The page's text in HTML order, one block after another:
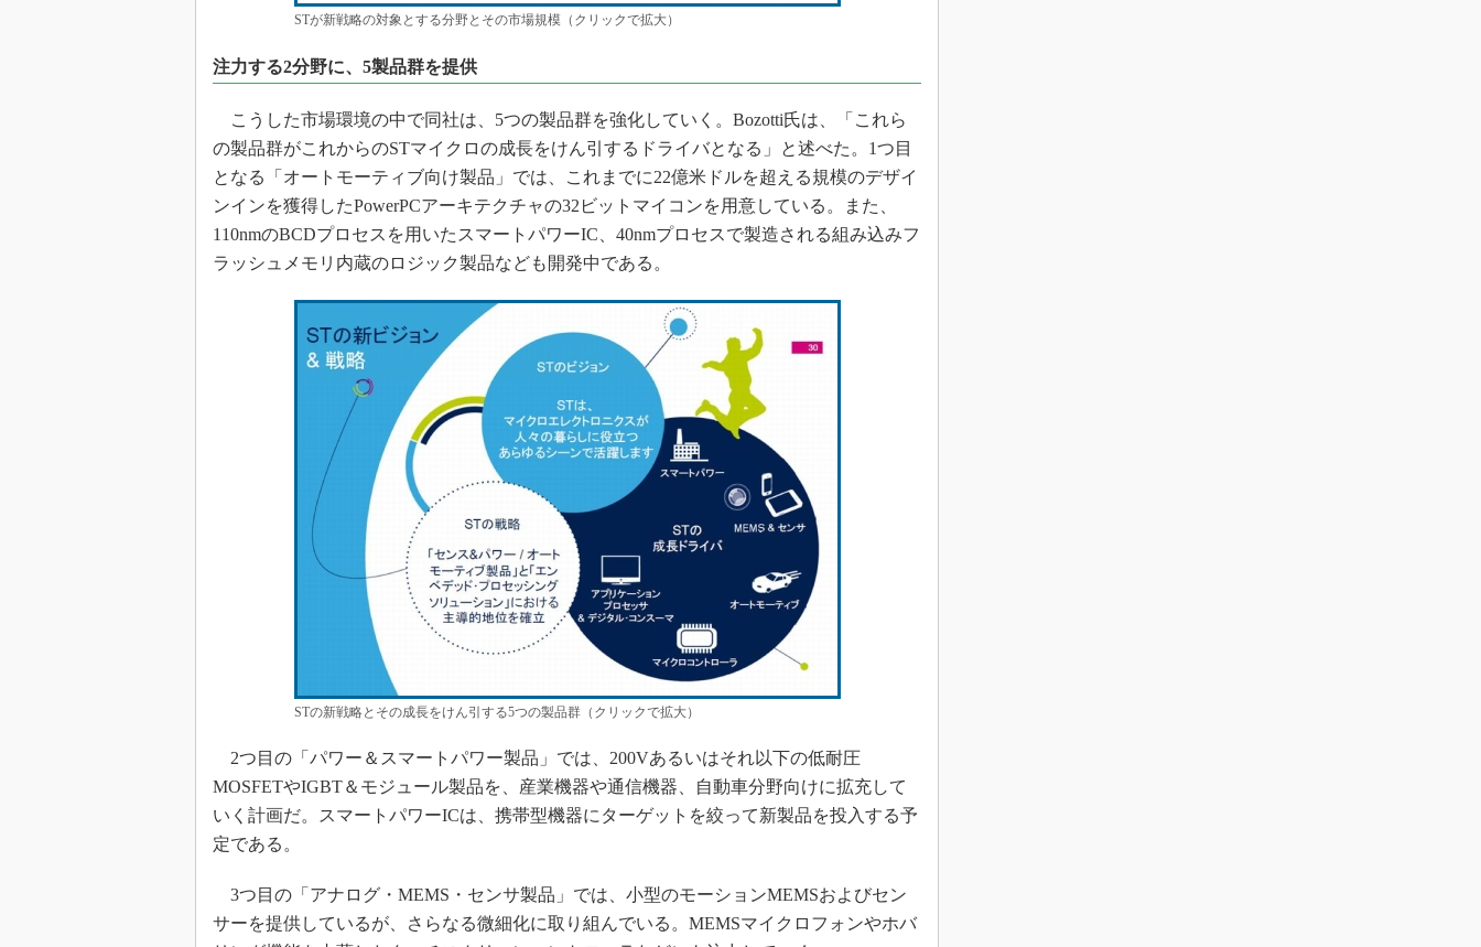
STが新戦略の対象とする分野とその市場規模（クリックで拡大）
注力する2分野に、5製品群を提供
こうした市場環境の中で同社は、5つの製品群を強化していく。Bozotti氏は、「これら
の製品群がこれからのSTマイクロの成長をけん引するドライバとなる」と述べた。1つ目
となる「オートモーティブ向け製品」では、これまでに22億米ドルを超える規模のデザイ
ンインを獲得したPowerPCアーキテクチャの32ビットマイコンを用意している。また、
110nmのBCDプロセスを用いたスマートパワーIC、40nmプロセスで製造される組み込みフ
ラッシュメモリ内蔵のロジック製品なども開発中である。
STの新戦略とその成長をけん引する5つの製品群（クリックで拡大）
2つ目の「パワー＆スマートパワー製品」では、200Vあるいはそれ以下の低耐圧
MOSFETやIGBT＆モジュール製品を、産業機器や通信機器、自動車分野向けに拡充して
いく計画だ。スマートパワーICは、携帯型機器にターゲットを絞って新製品を投入する予
定である。
3つ目の「アナログ・MEMS・センサ製品」では、小型のモーションMEMSおよびセン
サーを提供しているが、さらなる微細化に取り組んでいる。MEMSマイクロフォンやホバ